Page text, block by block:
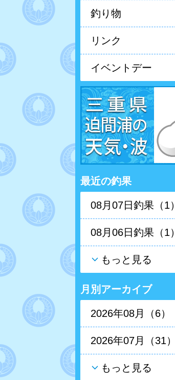
釣り物
リンク
イベントデー
最近の釣果
08月07日釣果（1）
08月06日釣果（1）
もっと見る
月別アーカイブ
2026年08月（6）
2026年07月（31）
もっと見る